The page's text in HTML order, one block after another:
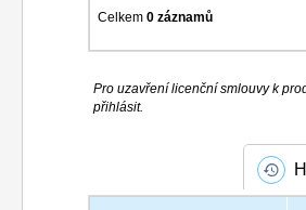
Celkem0 záznamů
Pro uzavření licenční smlouvy k
přihlásit.